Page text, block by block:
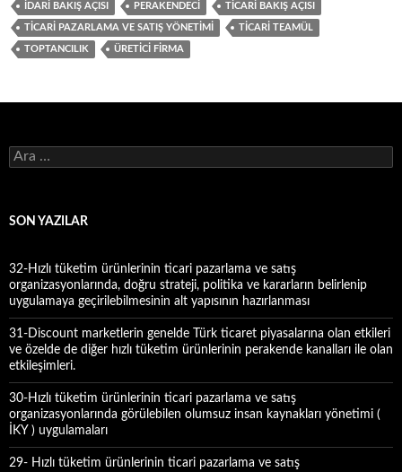
IDARI BAKIŞ AÇISI PERAKENDECI TICARI BAKIŞ AÇISI
TICARI PAZARLAMA VE SATIŞ YÖNETIMI TICARI TEAMÜL
TOPTANCILIK ÜRETICI FIRMA
A
r
a
SON YAZILAR
32-Hızlı tüketim ürünlerinin ticari pazarlama ve satış
organizasyonlarında, doğru strateji, politika ve kararların belirlenip
uygulamaya geçirilebilmesinin alt yapısının hazırlanması
31-Discount marketlerin genelde Türk ticaret piyasalarına olan etkileri
ve özelde de diğer hızlı tüketim ürünlerinin perakende kanalları ile olan
etkileşimleri.
30-Hızlı tüketim ürünlerinin ticari pazarlama ve satış
organizasyonlarında görülebilen olumsuz insan kaynakları yönetimi (
İKY ) uygulamaları
29- Hızlı tüketim ürünlerinin ticari pazarlama ve satış